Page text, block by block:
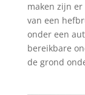
maken zijn
van een
onder een
bereikbare
de grond